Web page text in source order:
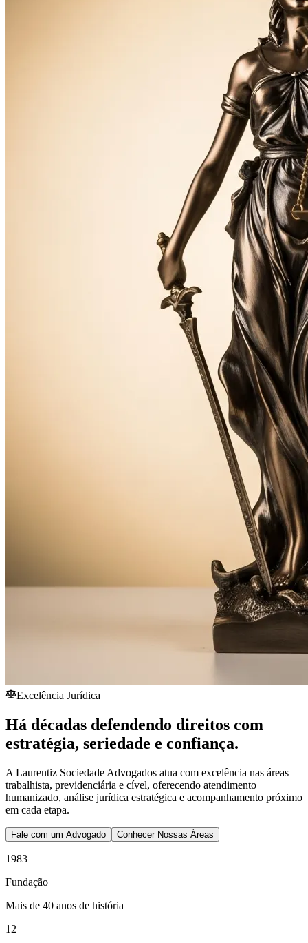
Excelência Jurídica
Há décadas defendendo direitos com
estratégia, seriedade e confiança.
A Laurentiz Sociedade Advogados atua com excelência nas áreas
trabalhista, previdenciária e cível, oferecendo atendimento
humanizado, análise jurídica estratégica e acompanhamento próximo
em cada etapa.
Fale com um Advogado Conhecer Nossas Áreas
1983
Fundação
Mais de 40 anos de história
12